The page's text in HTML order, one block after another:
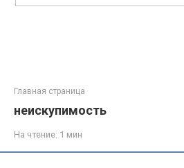
Главная страница
неискупимость
На чтение: 1 мин